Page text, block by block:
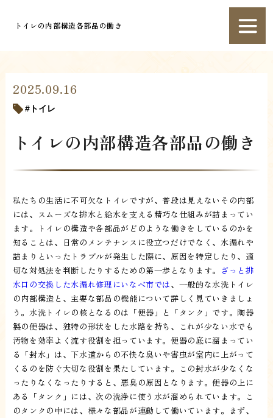
トイレの内部構造各部品の働き
2025.09.16
トイレ
トイレの内部構造各部品の働き
私たちの生活に不可欠なトイレですが、普段は見えないその内部
には、スムーズな排水と給水を支える精巧な仕組みが詰まってい
ます。トイレの構造や各部品がどのような働きをしているのかを
知ることは、日常のメンテナンスに役立つだけでなく、水漏れや
詰まりといったトラブルが発生した際に、原因を特定したり、適
切な対処法を判断したりするための第一歩となります。 ざっと排
水口の交換した水漏れ修理にいなべ市では、一般的な水洗トイレ
の内部構造と、主要な部品の機能について詳しく見ていきましょ
う。水洗トイレの核となるのは「便器」と「タンク」です。陶器
製の便器は、独特の形状をした水路を持ち、これが少ない水でも
汚物を効率よく流す役割を担っています。便器の底に溜まってい
る「封水」は、下水道からの不快な臭いや害虫が室内に上がって
くるのを防ぐ大切な役割を果たしています。この封水が少なくな
ったりなくなったりすると、悪臭の原因となります。便器の上に
ある「タンク」には、次の洗浄に使う水が溜められています。こ
のタンクの中には、様々な部品が連動して働いています。まず、